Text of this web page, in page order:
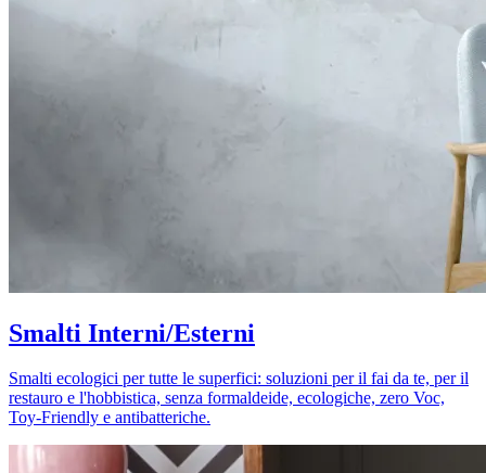
Smalti Interni/Esterni
Smalti ecologici per tutte le superfici: soluzioni per il fai da te, per il
restauro e l'hobbistica, senza formaldeide, ecologiche, zero Voc,
Toy-Friendly e antibatteriche.